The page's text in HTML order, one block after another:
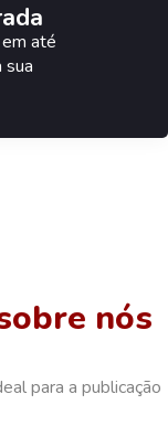
até
sua
nós
para a publicação